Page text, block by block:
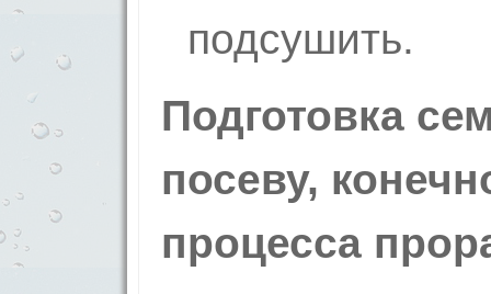
подсушить.
Подготовка
посеву,
процесса